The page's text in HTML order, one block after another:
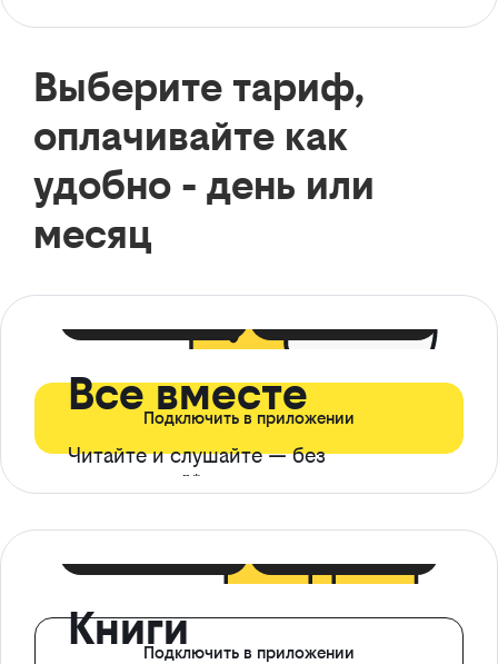
Выберите тариф,
оплачивайте как
удобно - день или
месяц
Все вместе
Читайте и слушайте — без
ограничений*
Подключить в приложении
КнигиПодключить в приложении